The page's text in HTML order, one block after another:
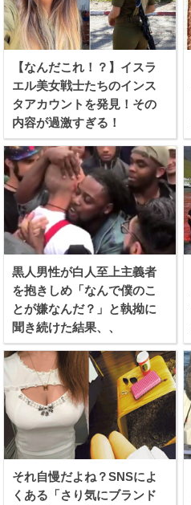
【なんだこれ！？】イスラ
エル美女戦士たちのインス
タアカウントを発見！その
内容が過激すぎる！
黒人男性が白人至上主義者
を抱きしめ「なんで僕のこ
とが嫌なんだ？」と執拗に
聞き続けた結果、、
それ自慢だよね？SNSによ
くある「さり気にブランド